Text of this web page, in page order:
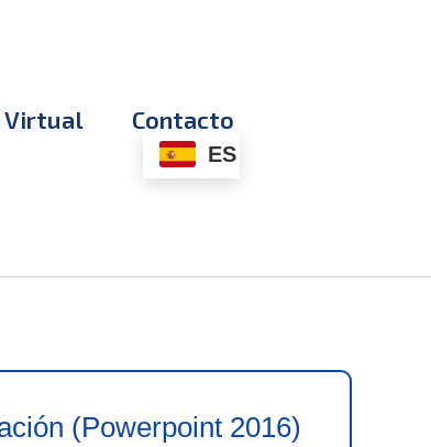
Virtual
Contacto
ES
(Powerpoint 2016)